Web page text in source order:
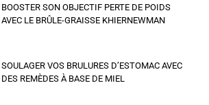
BOOSTER SON OBJECTIF PERTE DE POIDS
AVEC LE BRÛLE-GRAISSE KHIERNEWMAN
SOULAGER VOS BRULURES D’ESTOMAC AVEC
DES REMÈDES À BASE DE MIEL